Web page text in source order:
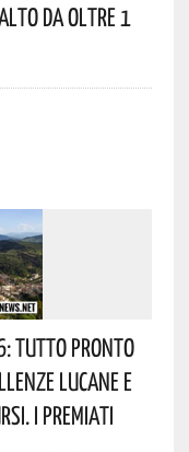
Da Oltre 1
Tutto Pronto
Lucane E
I Premiati